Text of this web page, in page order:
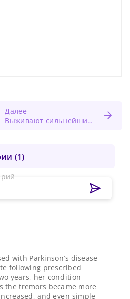
Далее
Выживают сильнейшие?! Что сегодня происходит на рынке медицинских услуг. Статистика и прогнозы.
(1)
with Parkinson’s disease
following prescribed
years, her condition
the tremors became more
and even simple